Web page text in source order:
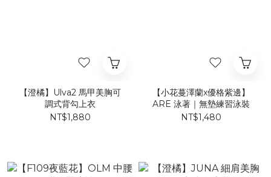
【澄橘】Ulva2 馬甲美胸可
調式背勾上衣
NT$1,880
【小花蔓澤蘭x優格紫邊】
ARE 泳著｜無墊練習泳裝
NT$1,480